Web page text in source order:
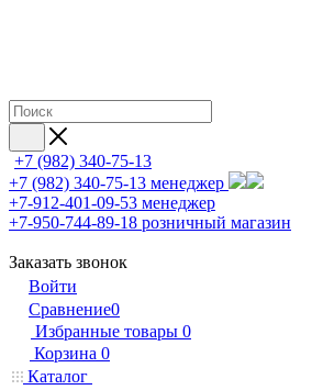
+7 (982) 340-75-13
+7 (982) 340-75-13 менеджер
+7-912-401-09-53 менеджер
+7-950-744-89-18 розничный магазин
Заказать звонок
Войти
Сравнение0
Избранные товары 0
Корзина 0
Каталог